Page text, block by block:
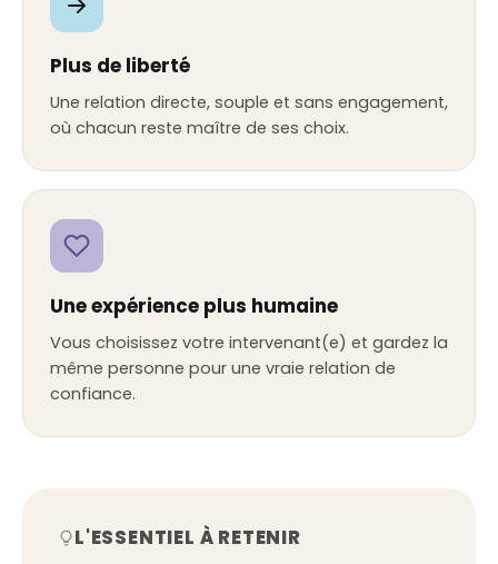
Plus de liberté
Une relation directe, souple et sans engagement,
où chacun reste maître de ses choix.
Une expérience plus humaine
Vous choisissez votre intervenant(e) et gardez la
même personne pour une vraie relation de
confiance.
L'ESSENTIEL À RETENIR